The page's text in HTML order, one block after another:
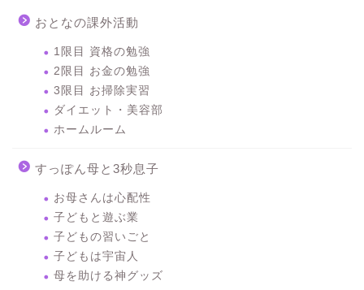
おとなの課外活動
1限目 資格の勉強
2限目 お金の勉強
3限目 お掃除実習
ダイエット・美容部
ホームルーム
すっぽん母と3秒息子
お母さんは心配性
子どもと遊ぶ業
子どもの習いごと
子どもは宇宙人
母を助ける神グッズ